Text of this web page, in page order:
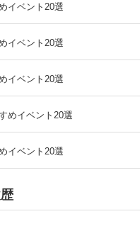
イベント20選
イベント20選
イベント20選
めイベント20選
イベント20選